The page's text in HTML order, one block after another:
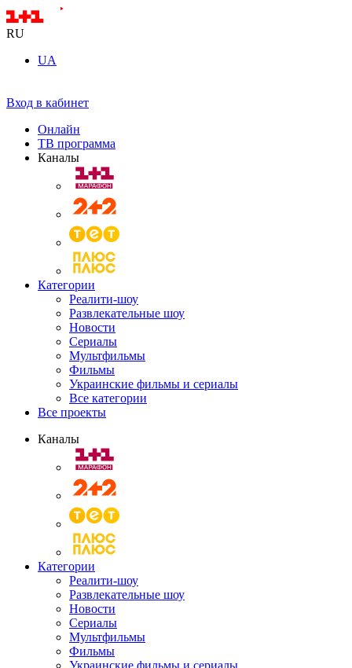
RU
UA
Вход в кабинет
Онлайн
ТВ программа
Каналы
Категории
Реалити-шоу
Развлекательные шоу
Новости
Сериалы
Мультфильмы
Фильмы
Украинские фильмы и сериалы
Все категории
Все проекты
Каналы
Категории
Реалити-шоу
Развлекательные шоу
Новости
Сериалы
Мультфильмы
Фильмы
Украинские фильмы и сериалы